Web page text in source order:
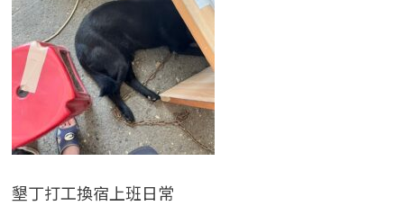
墾丁打工換宿上班日常